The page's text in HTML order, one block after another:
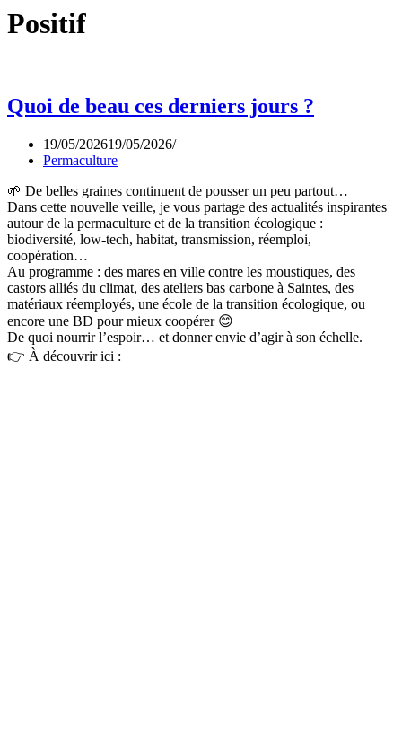
Positif
Quoi de beau ces derniers jours ?
19/05/202619/05/2026
Permaculture
🌱 De belles graines continuent de pousser un peu partout…
Dans cette nouvelle veille, je vous partage des actualités inspirantes
autour de la permaculture et de la transition écologique :
biodiversité, low-tech, habitat, transmission, réemploi,
coopération…
Au programme : des mares en ville contre les moustiques, des
castors alliés du climat, des ateliers bas carbone à Saintes, des
matériaux réemployés, une école de la transition écologique, ou
encore une BD pour mieux coopérer 😊
De quoi nourrir l’espoir… et donner envie d’agir à son échelle.
👉 À découvrir ici :